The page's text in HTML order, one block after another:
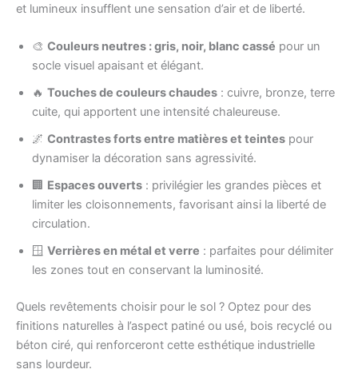
et lumineux insufflent une sensation d’air et de liberté.
🎨 Couleurs neutres : gris, noir, blanc cassé pour un
socle visuel apaisant et élégant.
🔥 Touches de couleurs chaudes : cuivre, bronze, terre
cuite, qui apportent une intensité chaleureuse.
🌌 Contrastes forts entre matières et teintes pour
dynamiser la décoration sans agressivité.
🏢 Espaces ouverts : privilégier les grandes pièces et
limiter les cloisonnements, favorisant ainsi la liberté de
circulation.
🪟 Verrières en métal et verre : parfaites pour délimiter
les zones tout en conservant la luminosité.
Quels revêtements choisir pour le sol ? Optez pour des
finitions naturelles à l’aspect patiné ou usé, bois recyclé ou
béton ciré, qui renforceront cette esthétique industrielle
sans lourdeur.